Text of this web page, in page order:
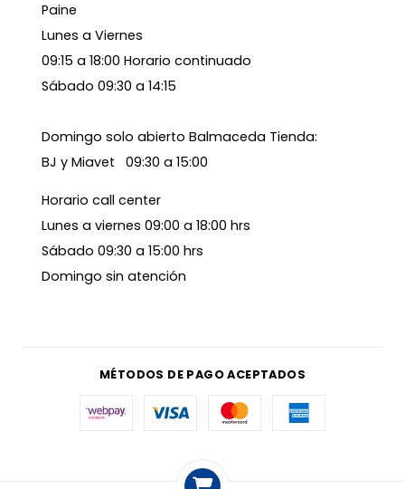
Paine
Lunes a Viernes
09:15 a 18:00 Horario continuado
Sábado 09:30 a 14:15
Domingo solo abierto Balmaceda Tienda:
BJ y Miavet 09:30 a 15:00
Horario call center
Lunes a viernes 09:00 a 18:00 hrs
Sábado 09:30 a 15:00 hrs
Domingo sin atención
MÉTODOS DE PAGO ACEPTADOS